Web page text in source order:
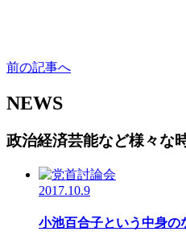
前の記事へ
NEWS
政治経済芸能など様々な
2017.10.9
小池百合子という中身の